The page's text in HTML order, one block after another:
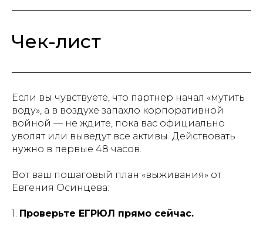
Чек-лист
Если вы чувствуете, что партнер начал «мутить
воду», а в воздухе запахло корпоративной
войной — не ждите, пока вас официально
уволят или выведут все активы. Действовать
нужно в первые 48 часов.
Вот ваш пошаговый план «выживания» от
Евгения Осинцева:
1. Проверьте ЕГРЮЛ прямо сейчас.